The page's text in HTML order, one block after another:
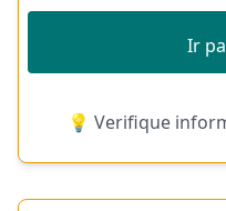
Ir
💡 Verifique